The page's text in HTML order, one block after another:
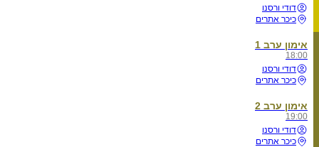
דודי ורסנו
כיכר אתרים
אימון ערב 1
18:00
דודי ורסנו
כיכר אתרים
אימון ערב 2
19:00
דודי ורסנו
כיכר אתרים